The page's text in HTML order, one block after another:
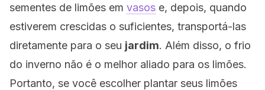
sementes de limões em vasos e, depois, quando
estiverem crescidas o suficientes, transportá-las
diretamente para o seu jardim. Além disso, o frio
do inverno não é o melhor aliado para os limões.
Portanto, se você escolher plantar seus limões